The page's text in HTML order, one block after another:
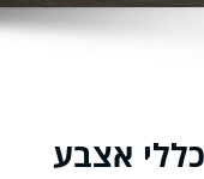
אצבע